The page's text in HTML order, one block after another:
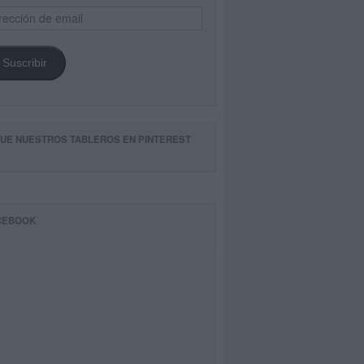
Suscribir
NUESTROS TABLEROS EN PINTEREST